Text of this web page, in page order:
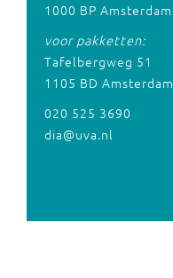
1000 BP Amsterdam
voor pakketten:
Tafelbergweg 51
1105 BD Amsterdam
020 525 3690
dia@uva.nl